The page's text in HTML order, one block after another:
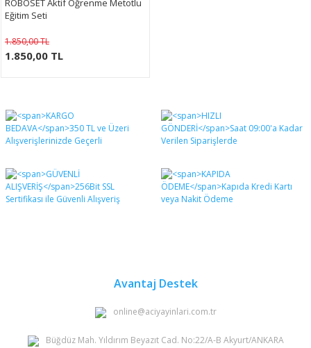
ROBOSET Aktif Öğrenme Metotlu
Eğitim Seti
1.850,00 TL
1.850,00 TL
Avantaj Destek
online@aciyayinlari.com.tr
Büğdüz Mah. Yıldırım Beyazıt Cad. No:22/A-B Akyurt/ANKARA